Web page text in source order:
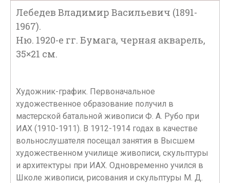
Лебедев Владимир Васильевич (1891-
1967).
Ню. 1920-е гг. Бумага, черная акварель,
35×21 см.
Художник-график. Первоначальное
художественное образование получил в
мастерской батальной живописи Ф. А. Рубо при
ИАХ (1910-1911). В 1912-1914 годах в качестве
вольнослушателя посещал занятия в Высшем
художественном училище живописи, скульптуры
и архитектуры при ИАХ. Одновременно учился в
Школе живописи, рисования и скульптуры М. Д.